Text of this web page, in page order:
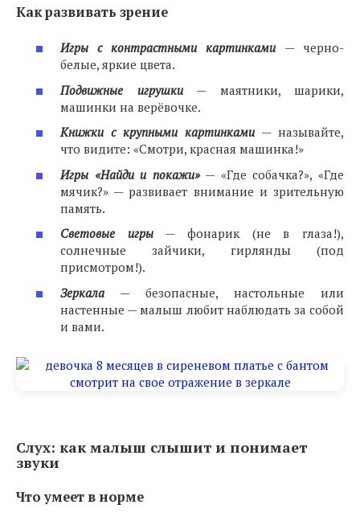
Как развивать зрение
Игры с контрастными картинками — черно-
белые, яркие цвета.
Подвижные игрушки— маятники, шарики,
машинки на верёвочке.
Книжки с крупными картинками — называйте,
что видите: «Смотри, красная машинка!»
Игры «Найди и покажи»— «Где собачка?», «Где
мячик?» — развивает внимание и зрительную
память.
Световые игры— фонарик (не в глаза!),
солнечные зайчики, гирлянды (под
присмотром!).
Зеркала — безопасные, настольные или
настенные — малыш любит наблюдать за собой
и вами.
Слух: как малыш слышит и понимает
звуки
Что умеет в норме